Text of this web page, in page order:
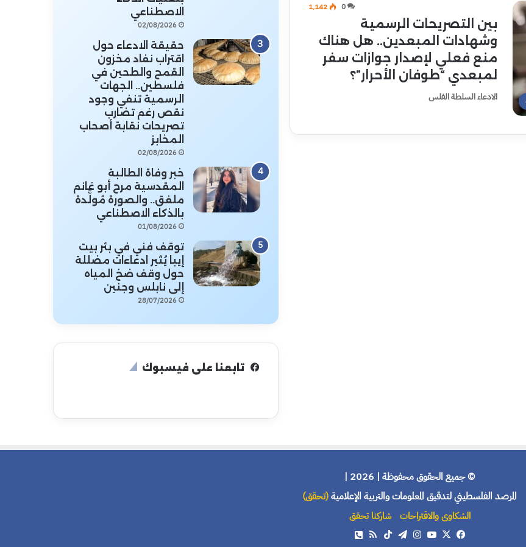
0 1٬142
بين التصريحات الرسمية
وشهادات المبعدين.. هل هناك
منع فعلي لإصدار جوازات سفر
لمبعدي “طوفان الأحرار”؟
الادعاء السلطة الفلس
الاصطناعي
02/08/2026
حقيقة الادعاء حول
اقتراب نفاد مخزون
القمح والطحين في
فلسطين.. الجهات
الرسمية تنفي وجود
نقص رغم تضارب
تصريحات نقابة أصحاب
المخابز
02/08/2026
خبر وفاة الطالبة
المقدسية مرح أبو غانم
ملفق.. والصورة مُولَّدة
بالذكاء الاصطناعي
01/08/2026
توقف فني في بئر بيت
إيبا يُثير ادعاءات مضللة
حول وقف ضخ المياه
إلى نابلس وجنين
28/07/2026
تابعنا على فيسبوك
© جميع الحقوق محفوظة | 2026 |
المرصد الفلسطيني لتدقيق المعلومات والتربية الإعلامية(تحقق)
الشكاوى والاقتراحات
شاركنا تحقق
فيسبوك
X يوتيوبانستقرامتيلقرام‫TikTokملخص